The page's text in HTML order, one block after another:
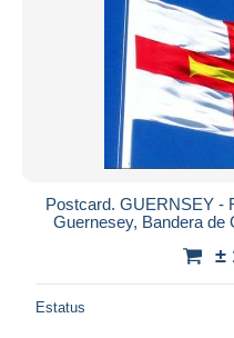
Postcard. GUERNSEY -
Guernesey, Bandera de
±
Estatus